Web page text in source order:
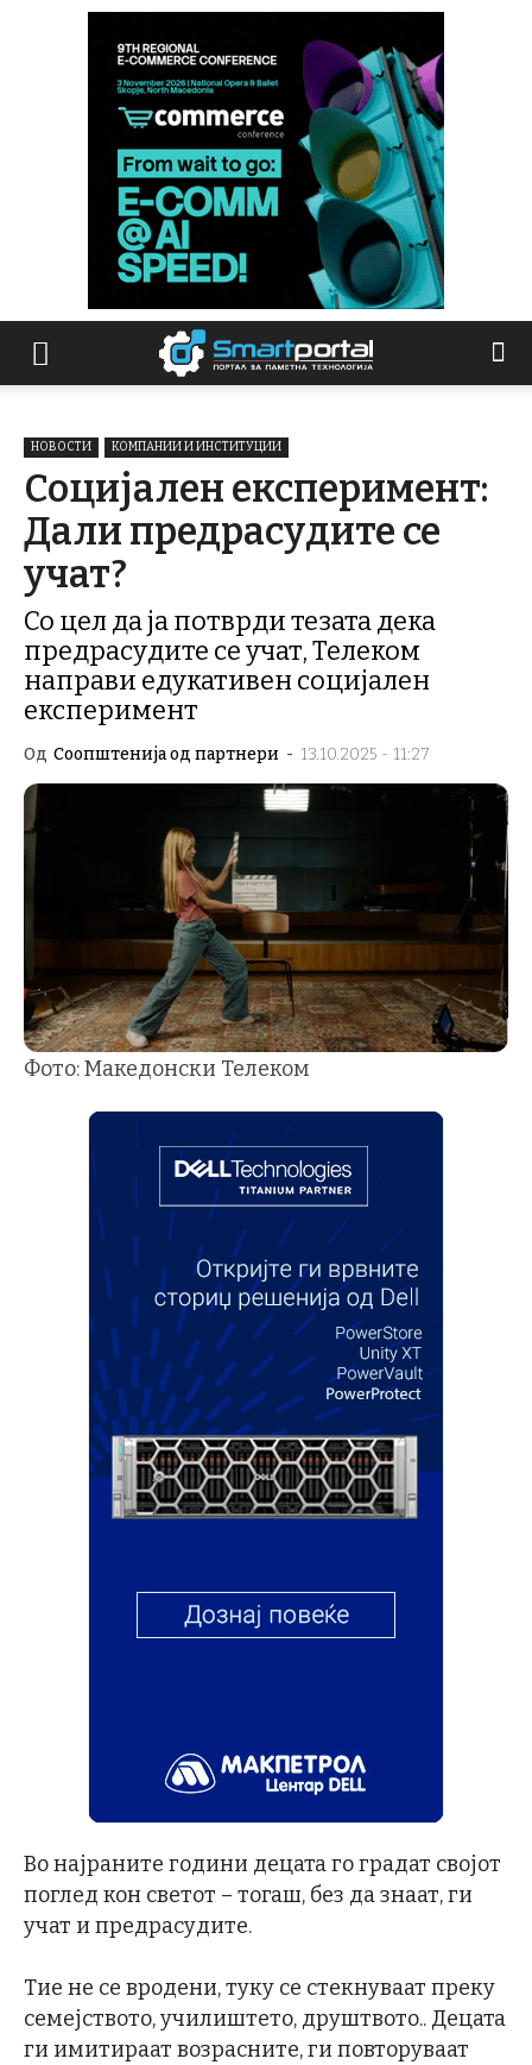
НОВОСТИ КОМПАНИИ И ИНСТИТУЦИИ
Социјален експеримент:
Дали предрасудите се
учат?
Со цел да ја потврди тезата дека
предрасудите се учат, Телеком
направи едукативен социјален
експеримент
Од Соопштенија од партнери - 13.10.2025 - 11:27
Фото: Македонски Телеком
Во најраните години децата го градат својот
поглед кон светот – тогаш, без да знаат, ги
учат и предрасудите.
Тие не се вродени, туку се стекнуваат преку
семејството, училиштето, друштвото.. Децата
ги имитираат возрасните, ги повторуваат